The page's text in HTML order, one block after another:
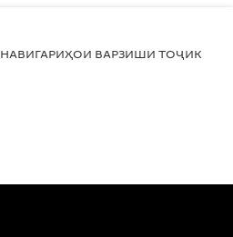
НАВИГАРИҲОИ ВАРЗИШИ